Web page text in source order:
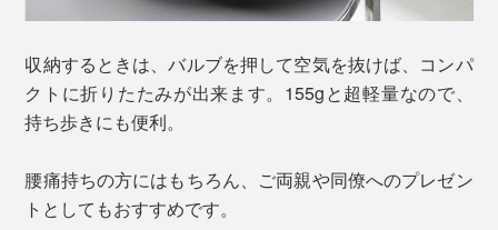
収納するときは、バルブを押して空気を抜けば、コンパ
クトに折りたたみが出来ます。155gと超軽量なので、
持ち歩きにも便利。
腰痛持ちの方にはもちろん、ご両親や同僚へのプレゼン
トとしてもおすすめです。